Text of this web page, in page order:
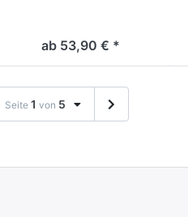
ab 53,90 € *
Seite 1 von 5